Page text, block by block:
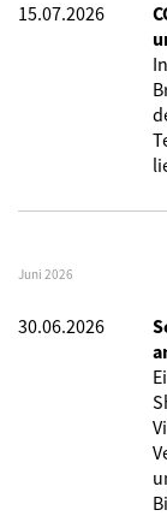
15.07.2026
Juni 2026
30.06.2026